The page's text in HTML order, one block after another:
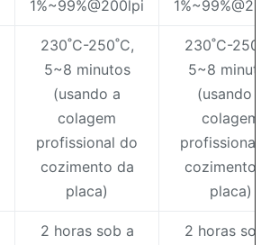
1%~99%@200lpi
230˚C-250˚C,
5~8 minutos
(usando a
colagem
profissional do
cozimento da
placa)
230˚C-
5~8
(usando a
colagem
profissional
cozimento
placa)
2 horas sob a
2 horas sob